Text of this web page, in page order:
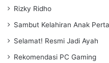
Rizky Ridho
Sambut Kelahiran Anak
Selamat! Resmi Jadi Ayah
Rekomendasi PC Gaming